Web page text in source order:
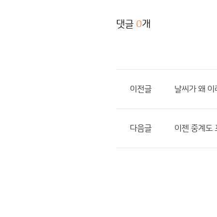
댓글 0개
이전글 날씨가 왜 이
다음글 이젠 중계도